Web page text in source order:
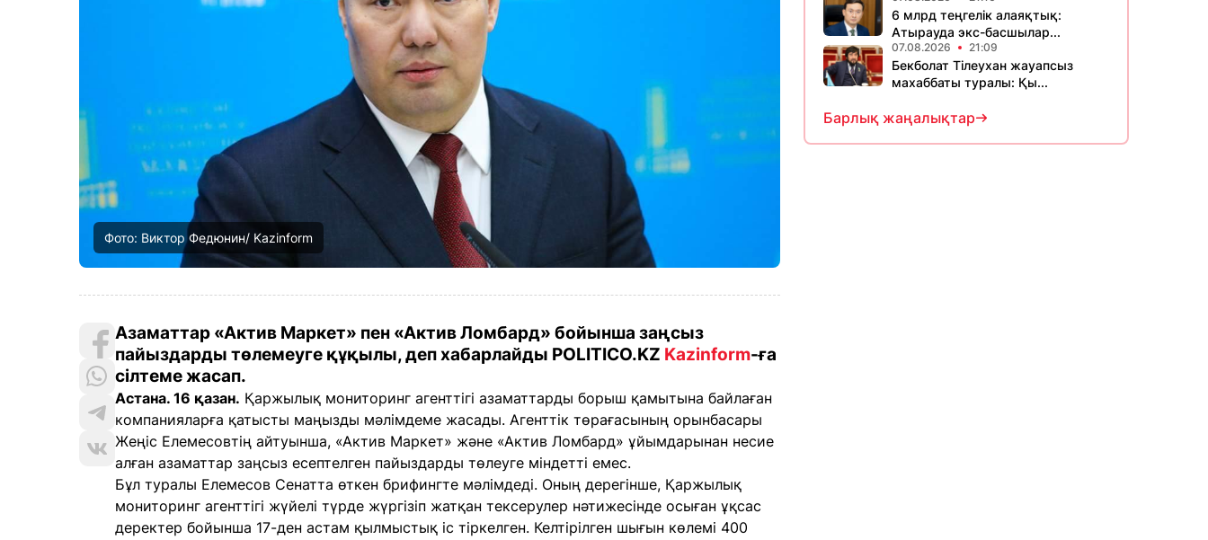
Фото: Виктор Федюнин/ Kazinform
Азаматтар «Актив Маркет» пен «Актив Ломбард» бойынша заңсыз
пайыздарды төлемеуге құқылы, деп хабарлайды POLITICO.KZ Kazinform-ға
сілтеме жасап.
Астана. 16 қазан. Қаржылық мониторинг агенттігі азаматтарды борыш қамытына байлаған
компанияларға қатысты маңызды мәлімдеме жасады. Агенттік төрағасының орынбасары
Жеңіс Елемесовтің айтуынша, «Актив Маркет» және «Актив Ломбард» ұйымдарынан несие
алған азаматтар заңсыз есептелген пайыздарды төлеуге міндетті емес.
Бұл туралы Елемесов Сенатта өткен брифингте мәлімдеді. Оның дерегінше, Қаржылық
мониторинг агенттігі жүйелі түрде жүргізіп жатқан тексерулер нәтижесінде осыған ұқсас
деректер бойынша 17-ден астам қылмыстық іс тіркелген. Келтірілген шығын көлемі 400
6 млрд теңгелік алаяқтық:
Атырауда экс-басшылар...
07.08.2026 21:09
Бекболат Тілеухан жауапсыз
махаббаты туралы: Қы...
Барлық жаңалықтар